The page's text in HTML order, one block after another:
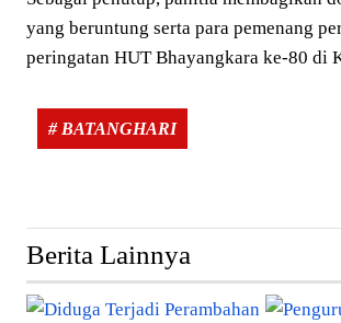
yang beruntung serta para pemenang
peringatan HUT Bhayangkara ke-80 di
# BATANGHARI
Berita Lainnya